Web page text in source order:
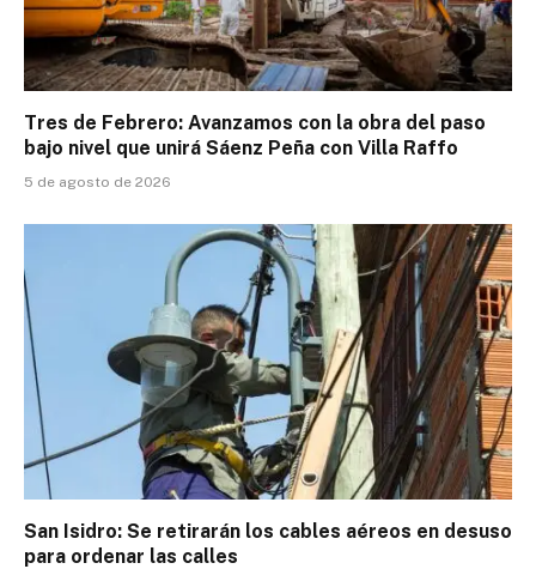
Tres de Febrero: Avanzamos con la obra del paso
bajo nivel que unirá Sáenz Peña con Villa Raffo
5 de agosto de 2026
San Isidro: Se retirarán los cables aéreos en desuso
para ordenar las calles